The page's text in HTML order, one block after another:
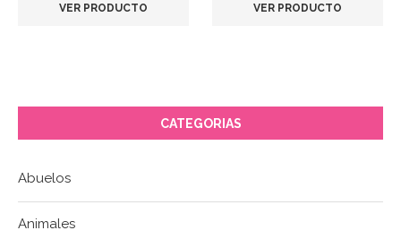
VER PRODUCTO VER PRODUCTO
CATEGORIAS
Abuelos
Animales